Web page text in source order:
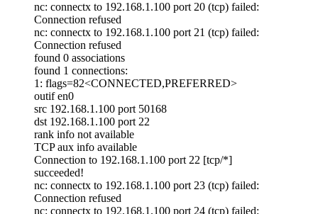
nc: connectx to 192.168.1.100 port 20 (tcp) failed:
Connection refused
nc: connectx to 192.168.1.100 port 21 (tcp) failed:
Connection refused
found 0 associations
found 1 connections:
1: flags=82<CONNECTED,PREFERRED>
outif en0
src 192.168.1.100 port 50168
dst 192.168.1.100 port 22
rank info not available
TCP aux info available
Connection to 192.168.1.100 port 22 [tcp/*]
succeeded!
nc: connectx to 192.168.1.100 port 23 (tcp) failed:
Connection refused
nc: connectx to 192.168.1.100 port 24 (tcp) failed: